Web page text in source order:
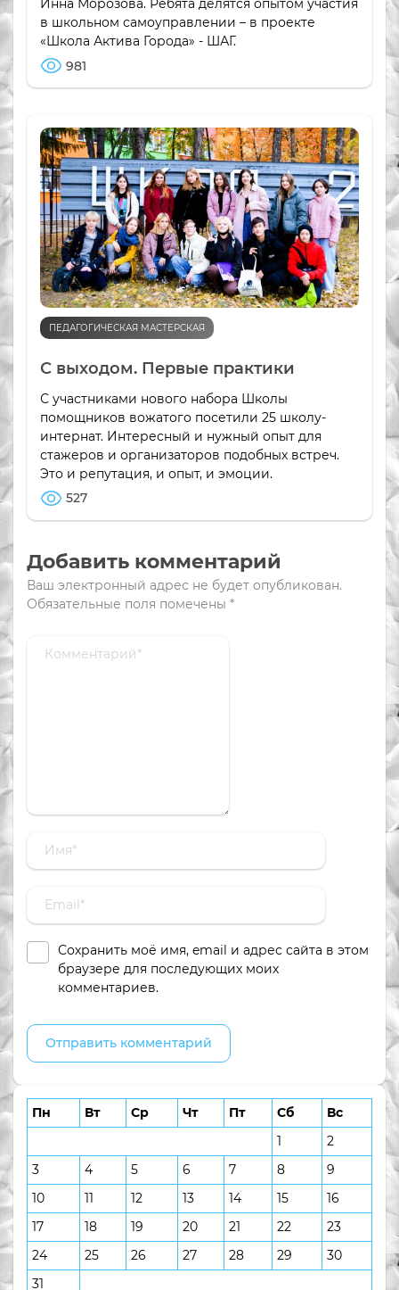
Инна Морозова. Ребята делятся опытом участия
в школьном самоуправлении – в проекте
«Школа Актива Города» - ШАГ.
981
ПЕДАГОГИЧЕСКАЯ МАСТЕРСКАЯ
С выходом. Первые практики
С участниками нового набора Школы
помощников вожатого посетили 25 школу-
интернат. Интересный и нужный опыт для
стажеров и организаторов подобных встреч.
Это и репутация, и опыт, и эмоции.
527
Добавить комментарий
Ваш электронный адрес не будет опубликован.
Обязательные поля помечены *
Сохранить моё имя, email и адрес сайта в этом
браузере для последующих моих
комментариев.
Пн Вт Ср Чт Пт Сб
Вс
1
2
3
4 5 6 7 8
9
10
11 12 13 14 15
16
17
18 19 20 21 22
23
24
25 26 27 28 29
30
31